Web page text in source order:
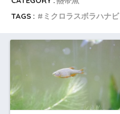
TAGS :
ミクロラスボラハナビ